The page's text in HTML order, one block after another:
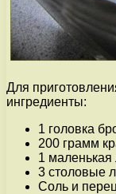
Для
ингредиенты:
1 головка
200 грамм
1 маленькая
3 столовые
Соль и